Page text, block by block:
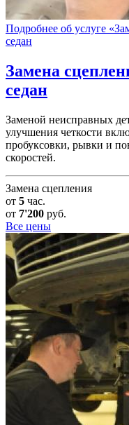
Подробнее об услуге
седан
Замена
седан
Заменой неисправных
улучшения четкости
пробуксовки, рывки и
скоростей.
Замена сцепления
от 5 час.
от 7'200 руб.
Все цены